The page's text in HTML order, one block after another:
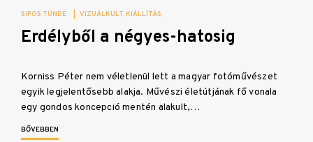
SIPOS TÜNDE VIZUÁLKULT KIÁLLÍTÁS
Erdélyből a négyes-hatosig
Korniss Péter nem véletlenül lett a magyar fotóművészet
egyik legjelentősebb alakja. Művészi életútjának fő vonala
egy gondos koncepció mentén alakult,…
BŐVEBBEN